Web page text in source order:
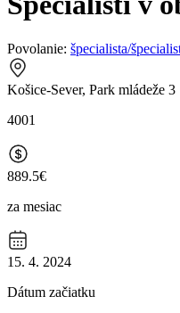
Povolanie: špecialista/
Košice-Sever, Park mládeže 3
4001
889.5€
za mesiac
15. 4. 2024
Dátum začiatku